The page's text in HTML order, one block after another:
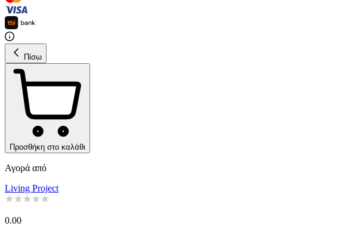
Πίσω
Προσθήκη στο καλάθι
Αγορά από
Living Project
0.00